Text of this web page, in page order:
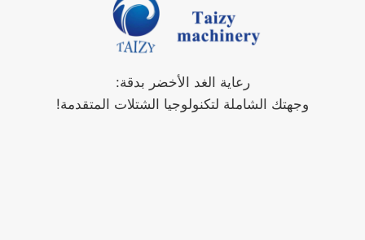
رعاية الغد الأخضر بدقة:
وجهتك الشاملة لتكنولوجيا الشتلات المتقدمة!